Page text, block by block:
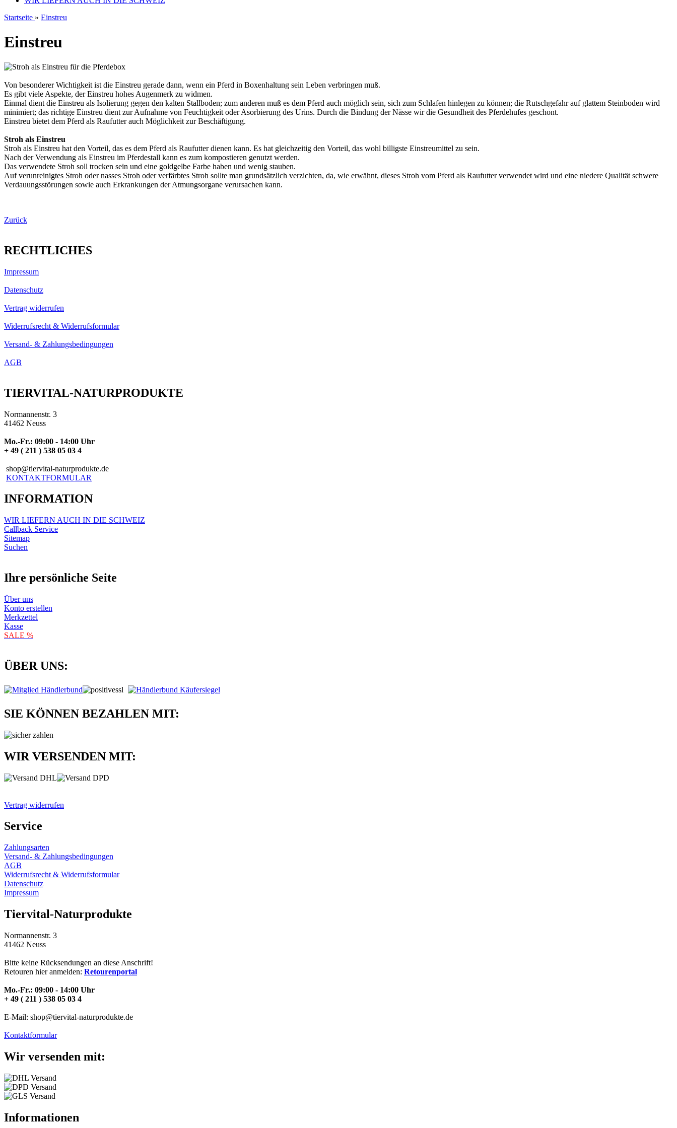
Startseite » Einstreu
Einstreu
Von besonderer Wichtigkeit ist die Einstreu gerade dann, wenn ein Pferd in Boxenhaltung sein Leben verbringen muß.
Es gibt viele Aspekte, der Einstreu hohes Augenmerk zu widmen.
Einmal dient die Einstreu als Isolierung gegen den kalten Stallboden; zum anderen muß es dem Pferd auch möglich sein, sich zum Schlafen hinlegen zu können; die Rutschgefahr auf glattem Steinboden wird
minimiert; das richtige Einstreu dient zur Aufnahme von Feuchtigkeit oder Asorbierung des Urins. Durch die Bindung der Nässe wir die Gesundheit des Pferdehufes geschont.
Einstreu bietet dem Pferd als Raufutter auch Möglichkeit zur Beschäftigung.
Stroh als Einstreu
Stroh als Einstreu hat den Vorteil, das es dem Pferd als Raufutter dienen kann. Es hat gleichzeitig den Vorteil, das wohl billigste Einstreumittel zu sein.
Nach der Verwendung als Einstreu im Pferdestall kann es zum kompostieren genutzt werden.
Das verwendete Stroh soll trocken sein und eine goldgelbe Farbe haben und wenig stauben.
Auf verunreinigtes Stroh oder nasses Stroh oder verfärbtes Stroh sollte man grundsätzlich verzichten, da, wie erwähnt, dieses Stroh vom Pferd als Raufutter verwendet wird und eine niedere Qualität schwere
Verdauungsstörungen sowie auch Erkrankungen der Atmungsorgane verursachen kann.
Zurück
RECHTLICHES
Impressum
Datenschutz
Vertrag widerrufen
Widerrufsrecht & Widerrufsformular
Versand- & Zahlungsbedingungen
AGB
TIERVITAL-NATURPRODUKTE
Normannenstr. 3
41462 Neuss
Mo.-Fr.: 09:00 - 14:00 Uhr
+ 49 ( 211 ) 538 05 03 4
shop@tiervital-naturprodukte.de
KONTAKTFORMULAR
INFORMATION
WIR LIEFERN AUCH IN DIE SCHWEIZ
Callback Service
Sitemap
Suchen
Ihre persönliche Seite
Über uns
Konto erstellen
Merkzettel
Kasse
SALE %
ÜBER UNS:
SIE KÖNNEN BEZAHLEN MIT:
WIR VERSENDEN MIT:
Vertrag widerrufen
Service
Zahlungsarten
Versand- & Zahlungsbedingungen
AGB
Widerrufsrecht & Widerrufsformular
Datenschutz
Impressum
Tiervital-Naturprodukte
Normannenstr. 3
41462 Neuss
Bitte keine Rücksendungen an diese Anschrift!
Retouren hier anmelden: Retourenportal
Mo.-Fr.: 09:00 - 14:00 Uhr
+ 49 ( 211 ) 538 05 03 4
E-Mail: shop@tiervital-naturprodukte.de
Kontaktformular
Wir versenden mit:
Informationen